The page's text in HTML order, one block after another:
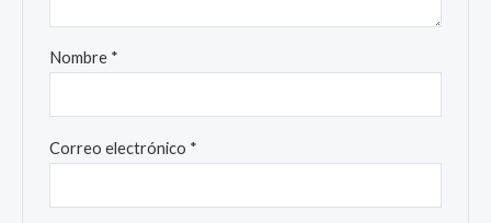
Nombre *
Correo electrónico *